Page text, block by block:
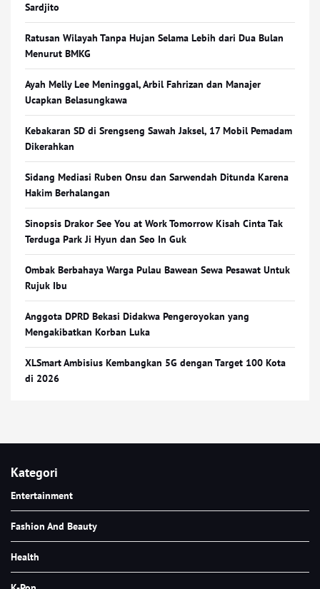
Sardjito
Ratusan Wilayah Tanpa Hujan Selama Lebih dari Dua Bulan
Menurut BMKG
Ayah Melly Lee Meninggal, Arbil Fahrizan dan Manajer
Ucapkan Belasungkawa
Kebakaran SD di Srengseng Sawah Jaksel, 17 Mobil Pemadam
Dikerahkan
Sidang Mediasi Ruben Onsu dan Sarwendah Ditunda Karena
Hakim Berhalangan
Sinopsis Drakor See You at Work Tomorrow Kisah Cinta Tak
Terduga Park Ji Hyun dan Seo In Guk
Ombak Berbahaya Warga Pulau Bawean Sewa Pesawat Untuk
Rujuk Ibu
Anggota DPRD Bekasi Didakwa Pengeroyokan yang
Mengakibatkan Korban Luka
XLSmart Ambisius Kembangkan 5G dengan Target 100 Kota
di 2026
Kategori
Entertainment
Fashion And Beauty
Health